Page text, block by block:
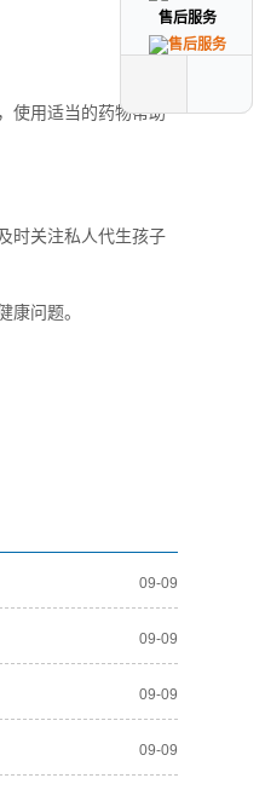
使用适当的药物帮助
时关注私人代生孩子
问题。
09-09
09-09
09-09
09-09
售后服务
售后服务